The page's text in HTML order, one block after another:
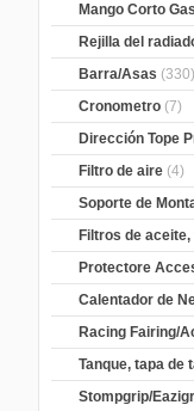
Mango Corto Gas
Rejilla del
Barra/Asas (330)
Cronometro (7)
Dirección Tope
Filtro de aire (4)
Soporte de
Filtros de
Protectore
Calentador de
Racing Fairing/
Tanque, tapa de
Stompgrip/